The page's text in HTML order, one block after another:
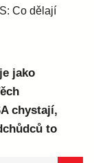
jako
chystají,
to